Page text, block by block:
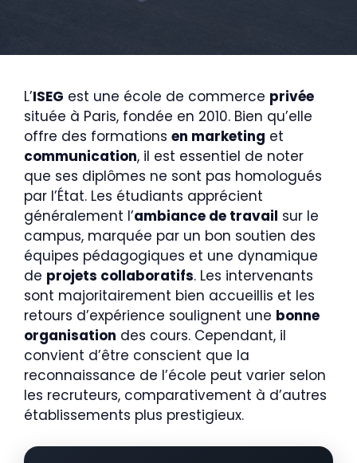
L’ISEG est une école de commerce privée
située à Paris, fondée en 2010. Bien qu’elle
offre des formations en marketing et
communication, il est essentiel de noter
que ses diplômes ne sont pas homologués
par l’État. Les étudiants apprécient
généralement l’ambiance de travail sur le
campus, marquée par un bon soutien des
équipes pédagogiques et une dynamique
de projets collaboratifs. Les intervenants
sont majoritairement bien accueillis et les
retours d’expérience soulignent une bonne
organisation des cours. Cependant, il
convient d’être conscient que la
reconnaissance de l’école peut varier selon
les recruteurs, comparativement à d’autres
établissements plus prestigieux.